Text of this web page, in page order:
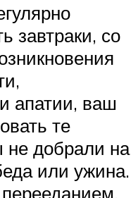
завтраки, со
апатии, ваш
те
не добрали на
или ужина.
перееданием,